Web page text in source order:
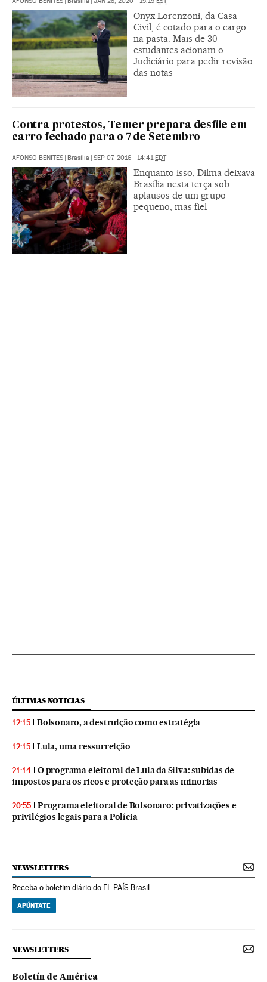
Onyx Lorenzoni, da Casa
Civil, é cotado para o cargo
na pasta. Mais de 30
estudantes acionam o
Judiciário para pedir revisão
das notas
Contra protestos, Temer prepara desfile em
carro fechado para o 7 de Setembro
AFONSO BENITES | Brasília | SEP 07, 2016 - 14:41EDT
Enquanto isso, Dilma deixava
Brasília nesta terça sob
aplausos de um grupo
pequeno, mas fiel
ÚLTIMAS NOTICIAS
12:15 Bolsonaro, a destruição como estratégia
12:15 Lula, uma ressurreição
21:14
O programa eleitoral de Lula da Silva: subidas de
impostos para os ricos e proteção para as minorias
20:55
Programa eleitoral de Bolsonaro: privatizações e
privilégios legais para a Polícia
NEWSLETTERS
Receba o boletim diário do EL PAÍS Brasil
APÚNTATE
NEWSLETTERS
Boletín de América